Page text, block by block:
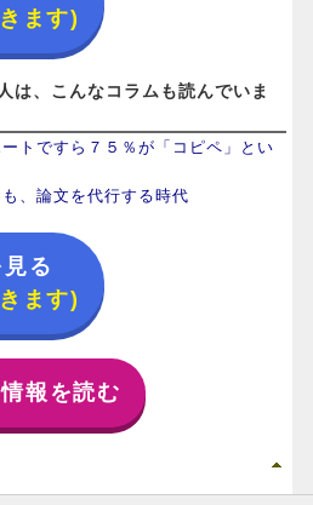
ます)
は、こんなコラムも読んでいま
ートですら７５％が「コピペ」とい
、論文を代行する時代
る
ます)
報を読む